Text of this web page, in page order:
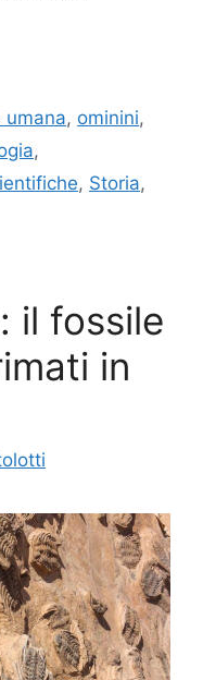
umana, ominini,
,
, Storia,
il fossile
in